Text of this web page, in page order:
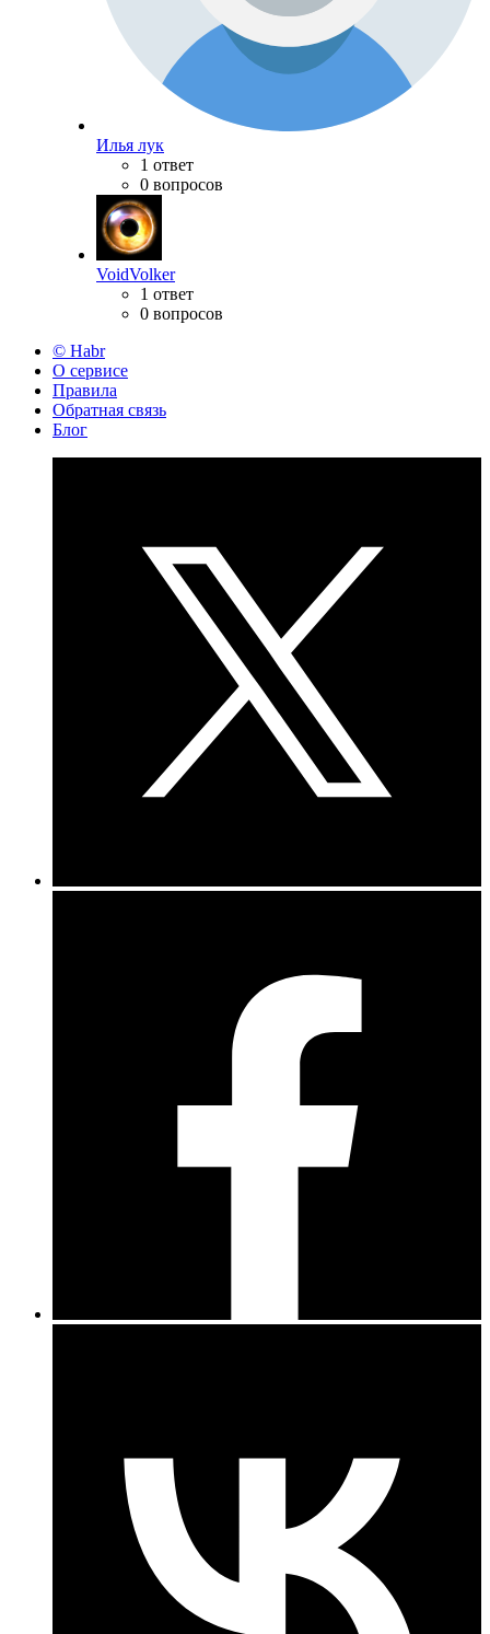
Илья лук
1 ответ
0 вопросов
VoidVolker
1 ответ
0 вопросов
© Habr
О сервисе
Правила
Обратная связь
Блог